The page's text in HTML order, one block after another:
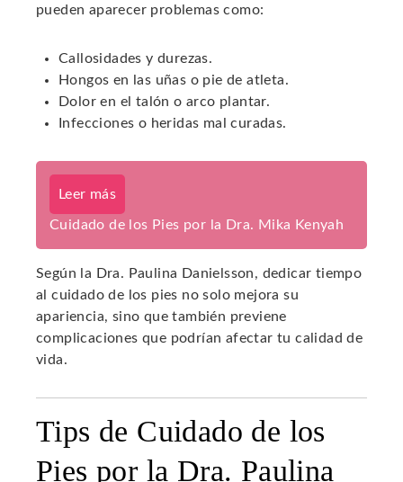
pueden aparecer problemas como:
Callosidades y durezas.
Hongos en las uñas o pie de atleta.
Dolor en el talón o arco plantar.
Infecciones o heridas mal curadas.
Leer más
Cuidado de los Pies por la Dra. Mika Kenyah
Según la Dra. Paulina Danielsson, dedicar tiempo
al cuidado de los pies no solo mejora su
apariencia, sino que también previene
complicaciones que podrían afectar tu calidad de
vida.
Tips de Cuidado de los
Pies por la Dra. Paulina